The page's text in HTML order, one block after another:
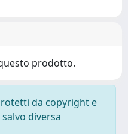
prodotto.
da copyright e
diversa